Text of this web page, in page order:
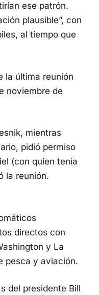
ese patrón.
plausible”, con
al tiempo que
la última reunión
noviembre de
mientras
pidió permiso
(con quien tenía
la reunión.
directos con
y La
pesca y aviación.
del presidente Bill